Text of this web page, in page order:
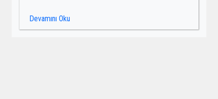
Devamını Oku